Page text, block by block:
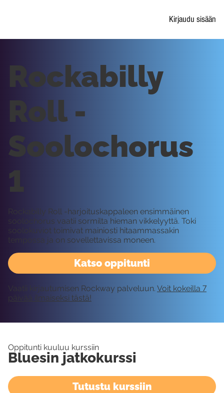
Kirjaudu sisään
Katso oppitunti
Rockabilly
Roll -
Soolochorus
1
Rockabilly Roll -harjoituskappaleen ensimmäinen
soolochorus vaatii sormilta hieman vikkelyyttä. Toki
soolokuviot toimivat mainiosti hitaammassakin
tempossa ja on sovellettavissa moneen.
Vaatii kirjautumisen Rockway palveluun. Voit kokeilla 7
päivää ilmaiseksi tästä!
Oppitunti kuuluu kurssiin
Bluesin jatkokurssi
Tutustu kurssiin